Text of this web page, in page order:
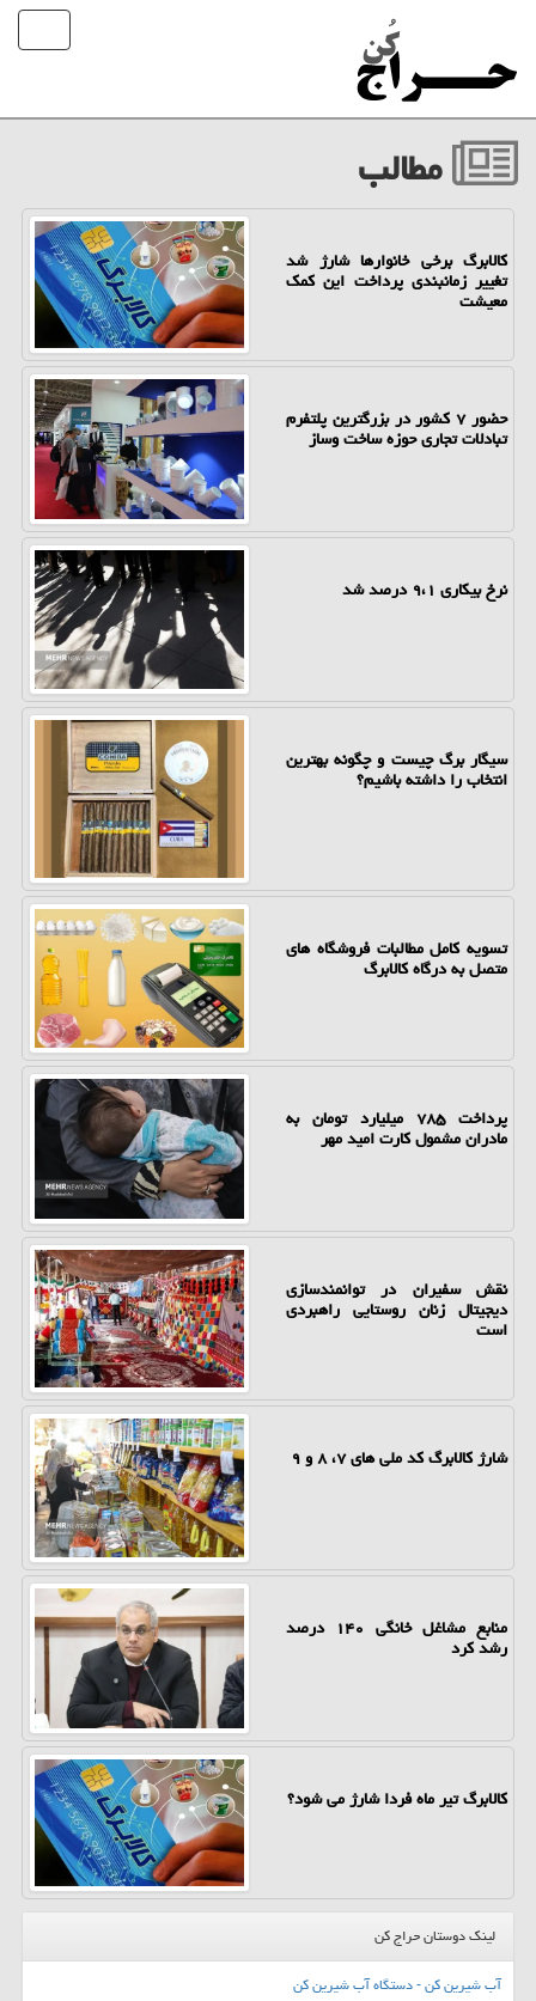
مطالب
کالابرگ برخی خانوارها شارژ شد
تغییر زمانبندی پرداخت این کمک
معیشت
حضور ۷ کشور در بزرگترین پلتفرم
تبادلات تجاری حوزه ساخت وساز
نرخ بیکاری ۹،۱ درصد شد
سیگار برگ چیست و چگونه بهترین
انتخاب را داشته باشیم؟
تسویه کامل مطالبات فروشگاه های
متصل به درگاه کالابرگ
پرداخت ۷۸۵ میلیارد تومان به
مادران مشمول کارت امید مهر
نقش سفیران در توانمندسازی
دیجیتال زنان روستایی راهبردی
است
شارژ کالابرگ کد ملی های ۷، ۸ و ۹
منابع مشاغل خانگی ۱۴۰ درصد
رشد کرد
کالابرگ تیر ماه فردا شارژ می شود؟
لینک دوستان حراج کن
آب شیرین کن - دستگاه آب شیرین کن